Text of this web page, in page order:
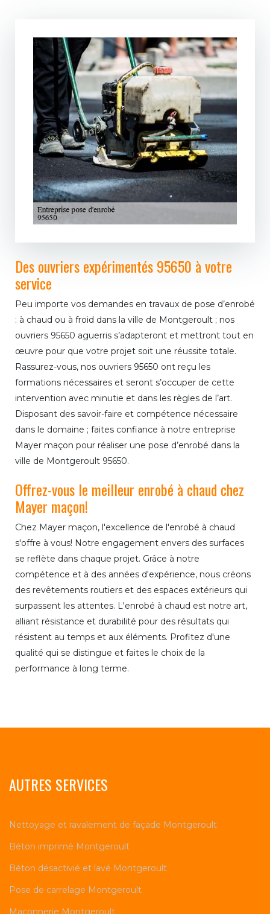
Des ouvriers expérimentés 95650 à votre
service
Peu importe vos demandes en travaux de pose d’enrobé
: à chaud ou à froid dans la ville de Montgeroult ; nos
ouvriers 95650 aguerris s’adapteront et mettront tout en
œuvre pour que votre projet soit une réussite totale.
Rassurez-vous, nos ouvriers 95650 ont reçu les
formations nécessaires et seront s’occuper de cette
intervention avec minutie et dans les règles de l’art.
Disposant des savoir-faire et compétence nécessaire
dans le domaine ; faites confiance à notre entreprise
Mayer maçon pour réaliser une pose d’enrobé dans la
ville de Montgeroult 95650.
Offrez-vous le meilleur enrobé à chaud chez
Mayer maçon!
Chez Mayer maçon, l'excellence de l'enrobé à chaud
s'offre à vous! Notre engagement envers des surfaces
se reflète dans chaque projet. Grâce à notre
compétence et à des années d'expérience, nous créons
des revêtements routiers et des espaces extérieurs qui
surpassent les attentes. L'enrobé à chaud est notre art,
alliant résistance et durabilité pour des résultats qui
résistent au temps et aux éléments. Profitez d'une
qualité qui se distingue et faites le choix de la
performance à long terme.
AUTRES SERVICES
Nettoyage et ravalement de façade Montgeroult
Béton imprimé Montgeroult
Béton désactivié et lavé Montgeroult
Pose de carrelage Montgeroult
Maçonnerie Montgeroult